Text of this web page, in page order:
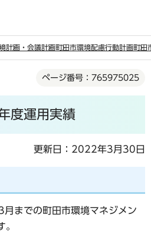
計画・会議計画町田市環境配慮行動計画町田
ページ番号：765975025
度運用実績
更新日：2022年3月30日
までの町田市環境マネジメン
。